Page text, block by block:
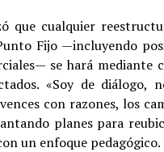
que cualquier
Fijo —incluyendo
se hará mediante
«Soy de diálogo,
con razones, los
planes para
un enfoque pedagógico.